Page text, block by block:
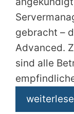
gebracht –
Advanced.
sind alle